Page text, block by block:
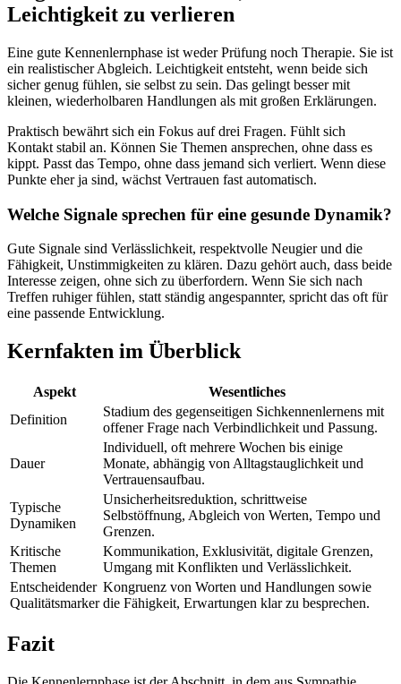
Leichtigkeit zu verlieren
Eine gute Kennenlernphase ist weder Prüfung noch Therapie. Sie ist
ein realistischer Abgleich. Leichtigkeit entsteht, wenn beide sich
sicher genug fühlen, sie selbst zu sein. Das gelingt besser mit
kleinen, wiederholbaren Handlungen als mit großen Erklärungen.
Praktisch bewährt sich ein Fokus auf drei Fragen. Fühlt sich
Kontakt stabil an. Können Sie Themen ansprechen, ohne dass es
kippt. Passt das Tempo, ohne dass jemand sich verliert. Wenn diese
Punkte eher ja sind, wächst Vertrauen fast automatisch.
Welche Signale sprechen für eine gesunde Dynamik?
Gute Signale sind Verlässlichkeit, respektvolle Neugier und die
Fähigkeit, Unstimmigkeiten zu klären. Dazu gehört auch, dass beide
Interesse zeigen, ohne sich zu überfordern. Wenn Sie sich nach
Treffen ruhiger fühlen, statt ständig angespannter, spricht das oft für
eine passende Entwicklung.
Kernfakten im Überblick
Aspekt
Wesentliches
Definition
Stadium des gegenseitigen Sichkennenlernens mit
offener Frage nach Verbindlichkeit und Passung.
Dauer
Individuell, oft mehrere Wochen bis einige
Monate, abhängig von Alltagstauglichkeit und
Vertrauensaufbau.
Typische
Dynamiken
Unsicherheitsreduktion, schrittweise
Selbstöffnung, Abgleich von Werten, Tempo und
Grenzen.
Kritische
Themen
Kommunikation, Exklusivität, digitale Grenzen,
Umgang mit Konflikten und Verlässlichkeit.
Entscheidender
Qualitätsmarker
Kongruenz von Worten und Handlungen sowie
die Fähigkeit, Erwartungen klar zu besprechen.
Fazit